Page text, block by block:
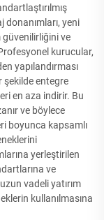
yeni
ve
kurucular,
yapılandırması
şekilde entegre
en aza indirir. Bu
ve böylece
boyunca kapsamlı
yerleştirilen
ve
vadeli yatırım
kullanılmasına